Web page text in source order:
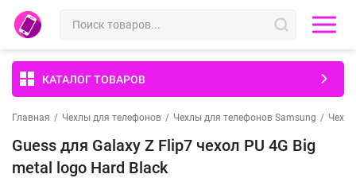
КАТАЛОГ ТОВАРОВ
Главная / Чехлы для телефонов / Чехлы для телефонов Samsung /
Guess для Galaxy Z Flip7 чехол PU 4G Big
metal logo Hard Black